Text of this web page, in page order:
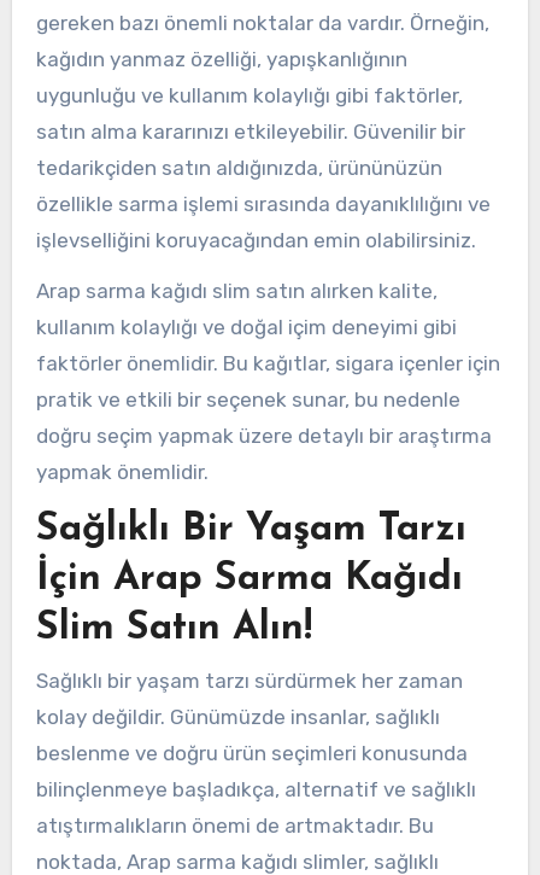
gereken bazı önemli noktalar da vardır. Örneğin,
kağıdın yanmaz özelliği, yapışkanlığının
uygunluğu ve kullanım kolaylığı gibi faktörler,
satın alma kararınızı etkileyebilir. Güvenilir bir
tedarikçiden satın aldığınızda, ürününüzün
özellikle sarma işlemi sırasında dayanıklılığını ve
işlevselliğini koruyacağından emin olabilirsiniz.
Arap sarma kağıdı slim satın alırken kalite,
kullanım kolaylığı ve doğal içim deneyimi gibi
faktörler önemlidir. Bu kağıtlar, sigara içenler için
pratik ve etkili bir seçenek sunar, bu nedenle
doğru seçim yapmak üzere detaylı bir araştırma
yapmak önemlidir.
Sağlıklı Bir Yaşam Tarzı
İçin Arap Sarma Kağıdı
Slim Satın Alın!
Sağlıklı bir yaşam tarzı sürdürmek her zaman
kolay değildir. Günümüzde insanlar, sağlıklı
beslenme ve doğru ürün seçimleri konusunda
bilinçlenmeye başladıkça, alternatif ve sağlıklı
atıştırmalıkların önemi de artmaktadır. Bu
noktada, Arap sarma kağıdı slimler, sağlıklı